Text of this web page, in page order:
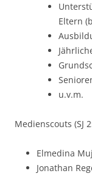
Eltern
u.v.m.
Medienscouts (SJ
Elmedina
Jonathan